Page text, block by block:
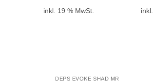
inkl. 19 % MwSt.
DEPS EVOKE SHAD MR